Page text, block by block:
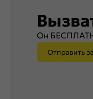
Он
Отправить